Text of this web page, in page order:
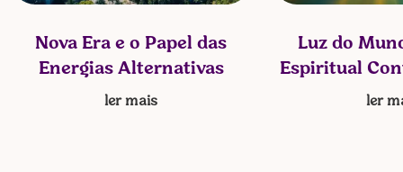
Nova Era e o Papel das
Energias Alternativas
ler mais
Luz do
Espiritual
ler